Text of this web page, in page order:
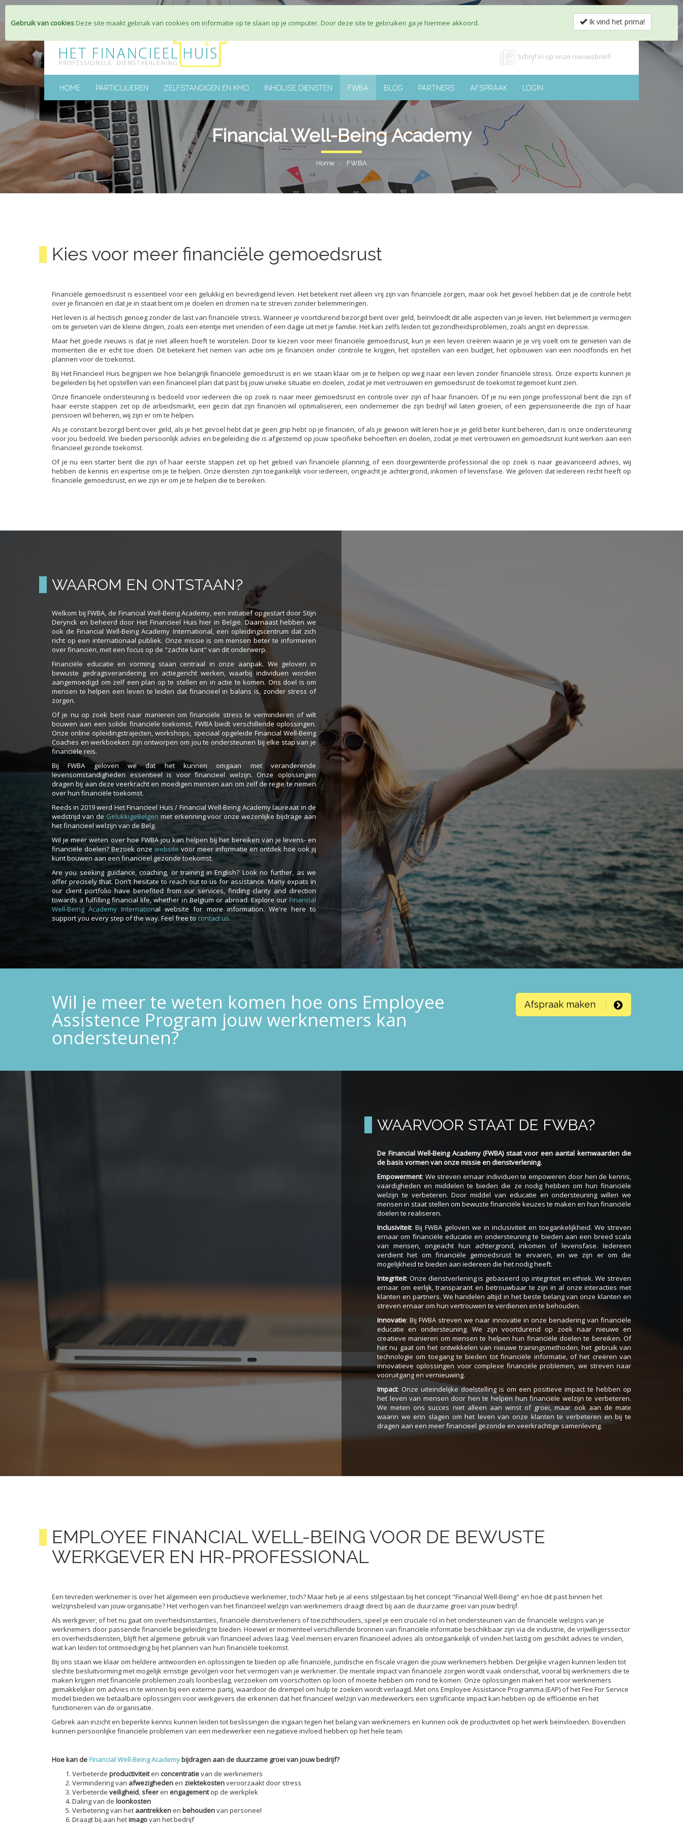
nl fr
Schrijf in op onze nieuwsbrief!
HOME PARTICULIEREN ZELFSTANDIGEN EN KMO INHOUSE DIENSTEN FWBA BLOG PARTNERS AFSPRAAK LOGIN
Financial Well-Being Academy
Home » FWBA
Kies voor meer financiële gemoedsrust
Financiële gemoedsrust is essentieel voor een gelukkig en bevredigend leven. Het betekent niet alleen vrij zijn van financiële zorgen, maar ook het gevoel hebben dat je de controle hebt
over je financiën en dat je in staat bent om je doelen en dromen na te streven zonder belemmeringen.
Het leven is al hectisch genoeg zonder de last van financiële stress. Wanneer je voortdurend bezorgd bent over geld, beïnvloedt dit alle aspecten van je leven. Het belemmert je vermogen
om te genieten van de kleine dingen, zoals een etentje met vrienden of een dagje uit met je familie. Het kan zelfs leiden tot gezondheidsproblemen, zoals angst en depressie.
Maar het goede nieuws is dat je niet alleen hoeft te worstelen. Door te kiezen voor meer financiële gemoedsrust, kun je een leven creëren waarin je je vrij voelt om te genieten van de
momenten die er echt toe doen. Dit betekent het nemen van actie om je financiën onder controle te krijgen, het opstellen van een budget, het opbouwen van een noodfonds en het
plannen voor de toekomst.
Bij Het Financieel Huis begrijpen we hoe belangrijk financiële gemoedsrust is en we staan klaar om je te helpen op weg naar een leven zonder financiële stress. Onze experts kunnen je
begeleiden bij het opstellen van een financieel plan dat past bij jouw unieke situatie en doelen, zodat je met vertrouwen en gemoedsrust de toekomst tegemoet kunt zien.
Onze financiële ondersteuning is bedoeld voor iedereen die op zoek is naar meer gemoedsrust en controle over zijn of haar financiën. Of je nu een jonge professional bent die zijn of
haar eerste stappen zet op de arbeidsmarkt, een gezin dat zijn financiën wil optimaliseren, een ondernemer die zijn bedrijf wil laten groeien, of een gepensioneerde die zijn of haar
pensioen wil beheren, wij zijn er om te helpen.
Als je constant bezorgd bent over geld, als je het gevoel hebt dat je geen grip hebt op je financiën, of als je gewoon wilt leren hoe je je geld beter kunt beheren, dan is onze ondersteuning
voor jou bedoeld. We bieden persoonlijk advies en begeleiding die is afgestemd op jouw specifieke behoeften en doelen, zodat je met vertrouwen en gemoedsrust kunt werken aan een
financieel gezonde toekomst.
Of je nu een starter bent die zijn of haar eerste stappen zet op het gebied van financiële planning, of een doorgewinterde professional die op zoek is naar geavanceerd advies, wij
hebben de kennis en expertise om je te helpen. Onze diensten zijn toegankelijk voor iedereen, ongeacht je achtergrond, inkomen of levensfase. We geloven dat iedereen recht heeft op
financiële gemoedsrust, en we zijn er om je te helpen die te bereiken.
WAAROM EN ONTSTAAN?
Welkom bij FWBA, de Financial Well-Being Academy, een initiatief opgestart door Stijn
Derynck en beheerd door Het Financieel Huis hier in België. Daarnaast hebben we
ook de Financial Well-Being Academy International, een opleidingscentrum dat zich
richt op een internationaal publiek. Onze missie is om mensen beter te informeren
over financiën, met een focus op de "zachte kant" van dit onderwerp.
Financiële educatie en vorming staan centraal in onze aanpak. We geloven in
bewuste gedragsverandering en actiegericht werken, waarbij individuen worden
aangemoedigd om zelf een plan op te stellen en in actie te komen. Ons doel is om
mensen te helpen een leven te leiden dat financieel in balans is, zonder stress of
zorgen.
Of je nu op zoek bent naar manieren om financiële stress te verminderen of wilt
bouwen aan een solide financiële toekomst, FWBA biedt verschillende oplossingen.
Onze online opleidingstrajecten, workshops, speciaal opgeleide Financial Well-Being
Coaches en werkboeken zijn ontworpen om jou te ondersteunen bij elke stap van je
financiële reis.
Bij FWBA geloven we dat het kunnen omgaan met veranderende
levensomstandigheden essentieel is voor financieel welzijn. Onze oplossingen
dragen bij aan deze veerkracht en moedigen mensen aan om zelf de regie te nemen
over hun financiële toekomst.
Reeds in 2019 werd Het Financieel Huis / Financial Well-Being Academy laureaat in de
wedstrijd van de GelukkigeBelgen met erkenning voor onze wezenlijke bijdrage aan
het financieel welzijn van de Belg.
Wil je meer weten over hoe FWBA jou kan helpen bij het bereiken van je levens- en
financiële doelen? Bezoek onze website voor meer informatie en ontdek hoe ook jij
kunt bouwen aan een financieel gezonde toekomst.
Are you seeking guidance, coaching, or training in English? Look no further, as we
offer precisely that. Don't hesitate to reach out to us for assistance. Many expats in
our client portfolio have benefited from our services, finding clarity and direction
towards a fulfilling financial life, whether in Belgium or abroad. Explore our Financial
Well-Being Academy International website for more information. We're here to
support you every step of the way. Feel free to contact us.
Wil je meer te weten komen hoe ons Employee
Assistence Program jouw werknemers kan
ondersteunen?
Afspraak maken
WAARVOOR STAAT DE FWBA?
De Financial Well-Being Academy (FWBA) staat voor een aantal kernwaarden die
de basis vormen van onze missie en dienstverlening.
Empowerment: We streven ernaar individuen te empoweren door hen de kennis,
vaardigheden en middelen te bieden die ze nodig hebben om hun financiële
welzijn te verbeteren. Door middel van educatie en ondersteuning willen we
mensen in staat stellen om bewuste financiële keuzes te maken en hun financiële
doelen te realiseren.
Inclusiviteit: Bij FWBA geloven we in inclusiviteit en toegankelijkheid. We streven
ernaar om financiële educatie en ondersteuning te bieden aan een breed scala
van mensen, ongeacht hun achtergrond, inkomen of levensfase. Iedereen
verdient het om financiële gemoedsrust te ervaren, en we zijn er om die
mogelijkheid te bieden aan iedereen die het nodig heeft.
Integriteit: Onze dienstverlening is gebaseerd op integriteit en ethiek. We streven
ernaar om eerlijk, transparant en betrouwbaar te zijn in al onze interacties met
klanten en partners. We handelen altijd in het beste belang van onze klanten en
streven ernaar om hun vertrouwen te verdienen en te behouden.
Innovatie: Bij FWBA streven we naar innovatie in onze benadering van financiële
educatie en ondersteuning. We zijn voortdurend op zoek naar nieuwe en
creatieve manieren om mensen te helpen hun financiële doelen te bereiken. Of
het nu gaat om het ontwikkelen van nieuwe trainingsmethoden, het gebruik van
technologie om toegang te bieden tot financiële informatie, of het creëren van
innovatieve oplossingen voor complexe financiële problemen, we streven naar
vooruitgang en vernieuwing.
Impact: Onze uiteindelijke doelstelling is om een positieve impact te hebben op
het leven van mensen door hen te helpen hun financiële welzijn te verbeteren.
We meten ons succes niet alleen aan winst of groei, maar ook aan de mate
waarin we erin slagen om het leven van onze klanten te verbeteren en bij te
dragen aan een meer financieel gezonde en veerkrachtige samenleving.
EMPLOYEE FINANCIAL WELL-BEING VOOR DE BEWUSTE
WERKGEVER EN HR-PROFESSIONAL
Een tevreden werknemer is over het algemeen een productieve werknemer, toch? Maar heb je al eens stilgestaan bij het concept "Financial Well-Being" en hoe dit past binnen het
welzijnsbeleid van jouw organisatie? Het verhogen van het financieel welzijn van werknemers draagt direct bij aan de duurzame groei van jouw bedrijf.
Als werkgever, of het nu gaat om overheidsinstanties, financiële dienstverleners of toezichthouders, speel je een cruciale rol in het ondersteunen van de financiële welzijns van je
werknemers door passende financiële begeleiding te bieden. Hoewel er momenteel verschillende bronnen van financiële informatie beschikbaar zijn via de industrie, de vrijwilligerssector
en overheidsdiensten, blijft het algemene gebruik van financieel advies laag. Veel mensen ervaren financieel advies als ontoegankelijk of vinden het lastig om geschikt advies te vinden,
wat kan leiden tot ontmoediging bij het plannen van hun financiële toekomst.
Bij ons staan we klaar om heldere antwoorden en oplossingen te bieden op alle financiële, juridische en fiscale vragen die jouw werknemers hebben. Dergelijke vragen kunnen leiden tot
slechte besluitvorming met mogelijk ernstige gevolgen voor het vermogen van je werknemer. De mentale impact van financiële zorgen wordt vaak onderschat, vooral bij werknemers die te
maken krijgen met financiële problemen zoals loonbeslag, verzoeken om voorschotten op loon of moeite hebben om rond te komen. Onze oplossingen maken het voor werknemers
gemakkelijker om advies in te winnen bij een externe partij, waardoor de drempel om hulp te zoeken wordt verlaagd. Met ons Employee Assistance Programma (EAP) of het Fee For Service
model bieden we betaalbare oplossingen voor werkgevers die erkennen dat het financieel welzijn van medewerkers een significante impact kan hebben op de efficiëntie en het
functioneren van de organisatie.
Gebrek aan inzicht en beperkte kennis kunnen leiden tot beslissingen die ingaan tegen het belang van werknemers en kunnen ook de productiviteit op het werk beïnvloeden. Bovendien
kunnen persoonlijke financiële problemen van een medewerker een negatieve invloed hebben op het hele team.
Hoe kan de Financial Well-Being Academybijdragen aan de duurzame groei van jouw bedrijf?
Verbeterde productiviteiten concentratievan de werknemers
Vermindering van afwezighedenen ziektekostenveroorzaakt door stress
Verbeterde veiligheid,sfeeren engagementop de werkplek
Daling van de loonkosten
Verbetering van het aantrekkenen behoudenvan personeel
Draagt bij aan hetimagovan het bedrijf
Gebruik van cookiesDeze site maakt gebruik van cookies om informatie op te slaan op je computer. Door deze site te gebruiken ga je hiermee akkoord. Ik vind het prima!